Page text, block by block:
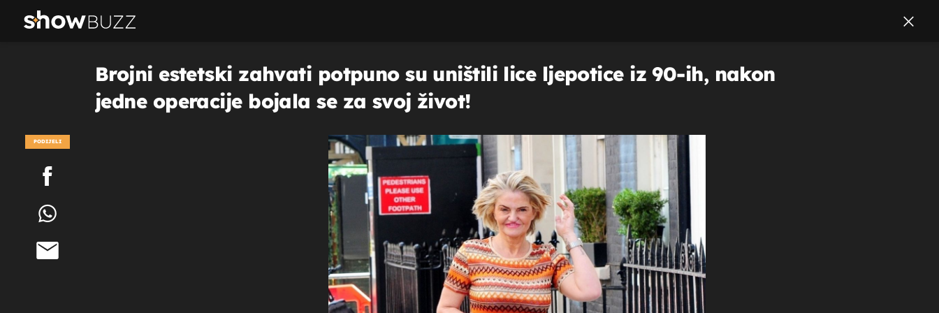
Brojni estetski zahvati potpuno su uništili lice ljepotice iz 90-ih, nakon
jedne operacije bojala se za svoj život!
PODIJELI